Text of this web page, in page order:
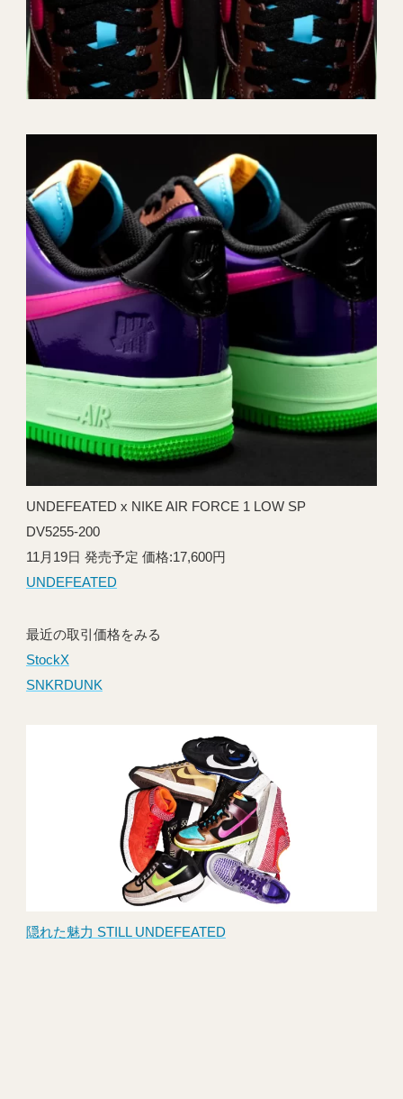
UNDEFEATED x NIKE AIR FORCE 1 LOW SP
DV5255-200
11月19日 発売予定 価格:17,600円
UNDEFEATED
最近の取引価格をみる
StockX
SNKRDUNK
隠れた魅力 STILL UNDEFEATED